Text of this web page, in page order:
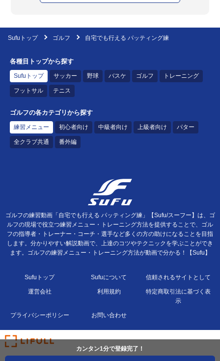
Sufuトップ ゴルフ 自宅でも行える パッティング練
各種目トップから探す
Sufuトップ サッカー 野球 バスケ ゴルフ トレーニング
フットサル テニス
ゴルフの各カテゴリから探す
練習メニュー 初心者向け 中級者向け 上級者向け パター
全クラブ共通 番外編
カンタン1分で登録完了！
ゴルフの練習動画「自宅でも行える パッティング練」【Sufu/スーフー】は、ゴ
ルフの現場で役立つ練習メニュー・トレーニング方法を提供することで、ゴル
フの指導者・トレーナー・コーチ・選手など多くの方の助けになることを目指
します。分かりやすい解説動画で、上達のコツやテクニックを学ぶことができ
ます。ゴルフの練習メニュー・トレーニング方法が動画で分かる！【Sufu】
Sufuトップ Sufuについて 信頼されるサイトとして
運営会社 利用規約
特定商取引法に基づく表
示
プライバシーポリシー お問い合わせ